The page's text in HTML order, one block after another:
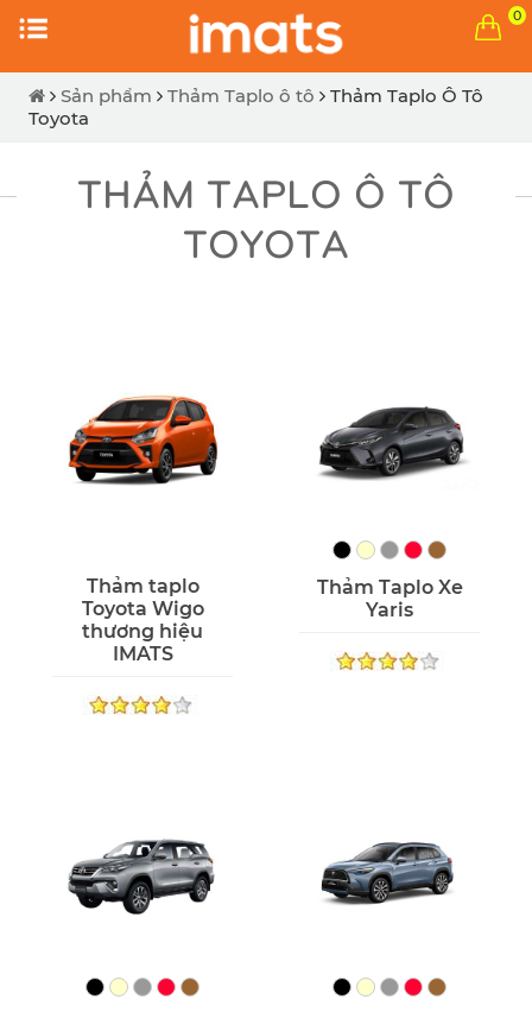
0
Sản phẩm Thảm Taplo ô tô
Thảm Taplo Ô Tô
Toyota
THẢM TAPLO Ô TÔ
TOYOTA
Thảm taplo
Toyota Wigo
thương hiệu
IMATS
Thảm Taplo Xe
Yaris